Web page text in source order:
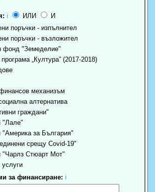
ℹ ИЛИ
И
поръчки - изпълнител
поръчки - възложител
фонд "Земеделие"
„Култура” (2017-2018)
механизъм
алтернатива
граждани"
"Лале"
за България"
срещу Covid-19"
"Чарлз Стюарт Мот"
за финансиране: ℹ